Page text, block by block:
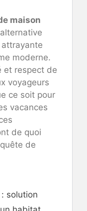
maison
moderne.
et respect de
voyageurs
ce soit pour
vacances
de quoi
de
solution